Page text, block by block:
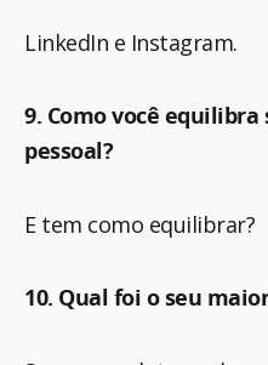
LinkedIn e Instagram.
9. Como você
pessoal?
E tem como equilibrar?
10. Qual foi o seu